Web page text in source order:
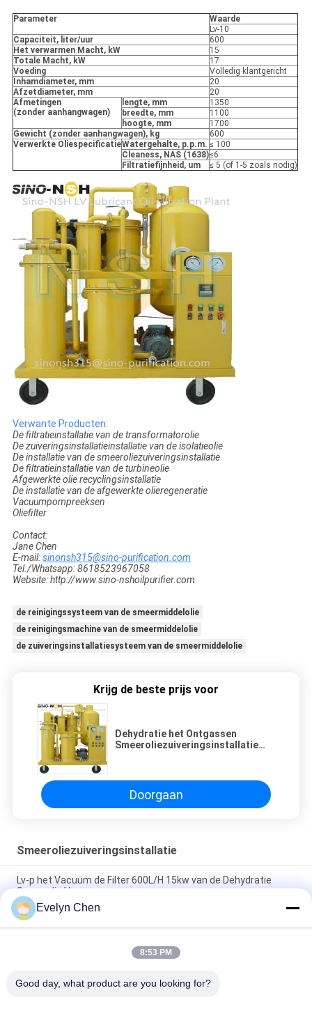
Parameter
Waarde
Lv-10
Capaciteit, liter/uur
600
Het verwarmen Macht, kW
15
Totale Macht, kW
17
Voeding
Volledig klantgericht
Inhamdiameter, mm
20
Afzetdiameter, mm
20
Afmetingen
(zonder aanhangwagen)
lengte, mm
1350
breedte, mm
1100
hoogte, mm
1700
Gewicht (zonder aanhangwagen), kg
600
Verwerkte OliespecificatieWatergehalte, p.p.m. ≤ 100
Cleaness, NAS (1638)≤6
Filtratiefijnheid, um
≤ 5 (of 1-5 zoals nodig)
Verwante Producten:
De filtratieinstallatie van de transformatorolie
De zuiveringsinstallatieinstallatie van de isolatieolie
De installatie van de smeeroliezuiveringsinstallatie
De filtratieinstallatie van de turbineolie
Afgewerkte olie recyclingsinstallatie
De installatie van de afgewerkte olieregeneratie
Vacuümpompreeksen
Oliefilter
Contact:
Jane Chen
E-mail:sinonsh315@sino-purification.com
Tel./Whatsapp: 8618523967058
Website: http://www.sino-nshoilpurifier.com
de reinigingssysteem van de smeermiddelolie
de reinigingsmachine van de smeermiddelolie
de zuiveringsinstallatiesysteem van de smeermiddelolie
Krijg de beste prijs voor
Dehydratie het Ontgassen
Smeeroliezuiveringsinstallatie
Doorgaan
Smeeroliezuiveringsinstallatie
Lv-p het Vacuüm de Filter 600L/H 15kw van de Dehydratie
Smeerolie Verwarmen
Lichtgewicht Smeeroliezuiveringsinstallatie met Roestvrij
staalstructuur 50Hz
Vuurbestendige oliezuiveringsmachine voor EH-olie- en
Evelyn Chen
8:53 PM
Good day, what product are you looking for?